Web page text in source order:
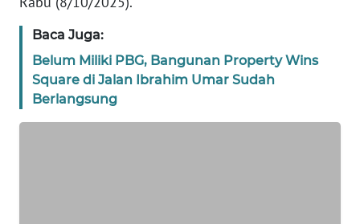
Baca Juga:
Belum Miliki PBG, Bangunan Property Wins
Square di Jalan Ibrahim Umar Sudah
Berlangsung
WN
NTT
WN
KEPRI